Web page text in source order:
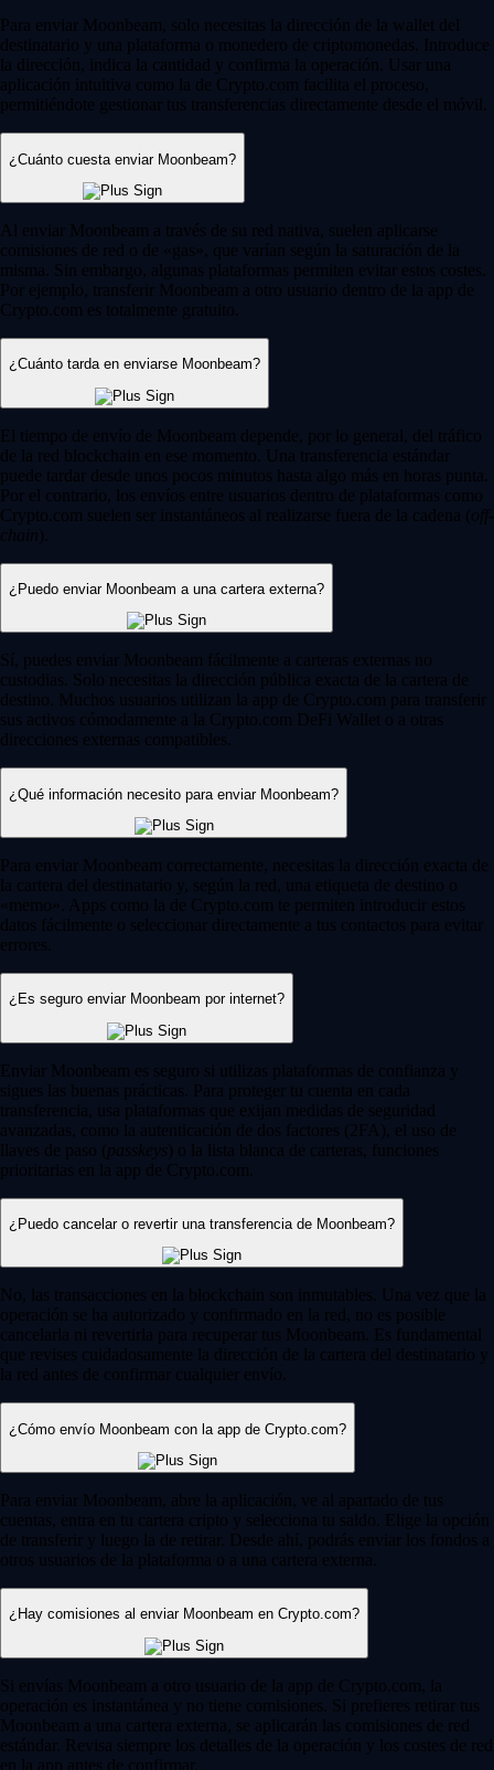
Para enviar Moonbeam, solo necesitas la dirección de la wallet del
destinatario y una plataforma o monedero de criptomonedas. Introduce
la dirección, indica la cantidad y confirma la operación. Usar una
aplicación intuitiva como la de Crypto.com facilita el proceso,
permitiéndote gestionar tus transferencias directamente desde el móvil.
¿Cuánto cuesta enviar Moonbeam?
Al enviar Moonbeam a través de su red nativa, suelen aplicarse
comisiones de red o de «gas», que varían según la saturación de la
misma. Sin embargo, algunas plataformas permiten evitar estos costes.
Por ejemplo, transferir Moonbeam a otro usuario dentro de la app de
Crypto.com es totalmente gratuito.
¿Cuánto tarda en enviarse Moonbeam?
El tiempo de envío de Moonbeam depende, por lo general, del tráfico
de la red blockchain en ese momento. Una transferencia estándar
puede tardar desde unos pocos minutos hasta algo más en horas punta.
Por el contrario, los envíos entre usuarios dentro de plataformas como
Crypto.com suelen ser instantáneos al realizarse fuera de la cadena (off-
chain ).
¿Puedo enviar Moonbeam a una cartera externa?
Sí, puedes enviar Moonbeam fácilmente a carteras externas no
custodias. Solo necesitas la dirección pública exacta de la cartera de
destino. Muchos usuarios utilizan la app de Crypto.com para transferir
sus activos cómodamente a la Crypto.com DeFi Wallet o a otras
direcciones externas compatibles.
¿Qué información necesito para enviar Moonbeam?
Para enviar Moonbeam correctamente, necesitas la dirección exacta de
la cartera del destinatario y, según la red, una etiqueta de destino o
«memo». Apps como la de Crypto.com te permiten introducir estos
datos fácilmente o seleccionar directamente a tus contactos para evitar
errores.
¿Es seguro enviar Moonbeam por internet?
Enviar Moonbeam es seguro si utilizas plataformas de confianza y
sigues las buenas prácticas. Para proteger tu cuenta en cada
transferencia, usa plataformas que exijan medidas de seguridad
avanzadas, como la autenticación de dos factores (2FA), el uso de
llaves de paso (passkeys ) o la lista blanca de carteras, funciones
prioritarias en la app de Crypto.com.
¿Puedo cancelar o revertir una transferencia de Moonbeam?
No, las transacciones en la blockchain son inmutables. Una vez que la
operación se ha autorizado y confirmado en la red, no es posible
cancelarla ni revertirla para recuperar tus Moonbeam. Es fundamental
que revises cuidadosamente la dirección de la cartera del destinatario y
la red antes de confirmar cualquier envío.
¿Cómo envío Moonbeam con la app de Crypto.com?
Para enviar Moonbeam, abre la aplicación, ve al apartado de tus
cuentas, entra en tu cartera cripto y selecciona tu saldo. Elige la opción
de transferir y luego la de retirar. Desde ahí, podrás enviar los fondos a
otros usuarios de la plataforma o a una cartera externa.
¿Hay comisiones al enviar Moonbeam en Crypto.com?
Si envías Moonbeam a otro usuario de la app de Crypto.com, la
operación es instantánea y no tiene comisiones. Si prefieres retirar tus
Moonbeam a una cartera externa, se aplicarán las comisiones de red
estándar. Revisa siempre los detalles de la operación y los costes de red
en la app antes de confirmar.